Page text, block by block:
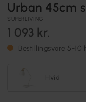
Urban 45cm
SUPERLIVING
1 093 kr.
Bestillingsvare 5-10
Hvid